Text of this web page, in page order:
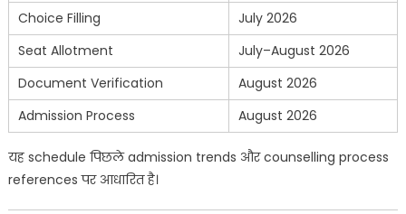
Choice Filling
July 2026
Seat Allotment
July–August 2026
Document Verification
August 2026
Admission Process
August 2026
यह schedule पिछले admission trends और counselling process
references पर आधारित है।